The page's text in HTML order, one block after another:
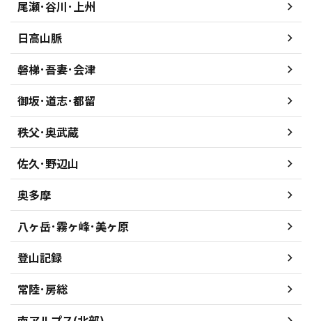
尾瀬･谷川･上州
日高山脈
磐梯･吾妻･会津
御坂･道志･都留
秩父･奥武蔵
佐久･野辺山
奥多摩
八ヶ岳･霧ヶ峰･美ヶ原
登山記録
常陸･房総